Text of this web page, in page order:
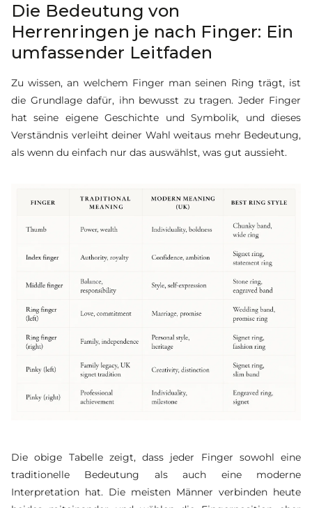
Die Bedeutung von
Herrenringen je nach Finger: Ein
umfassender Leitfaden
Zu wissen, an welchem Finger man seinen Ring trägt, ist
die Grundlage dafür, ihn bewusst zu tragen. Jeder Finger
hat seine eigene Geschichte und Symbolik, und dieses
Verständnis verleiht deiner Wahl weitaus mehr Bedeutung,
als wenn du einfach nur das auswählst, was gut aussieht.
Die obige Tabelle zeigt, dass jeder Finger sowohl eine
traditionelle Bedeutung als auch eine moderne
Interpretation hat. Die meisten Männer verbinden heute